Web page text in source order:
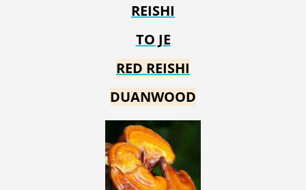
REISHI
TO JE
RED REISHI
DUANWOOD